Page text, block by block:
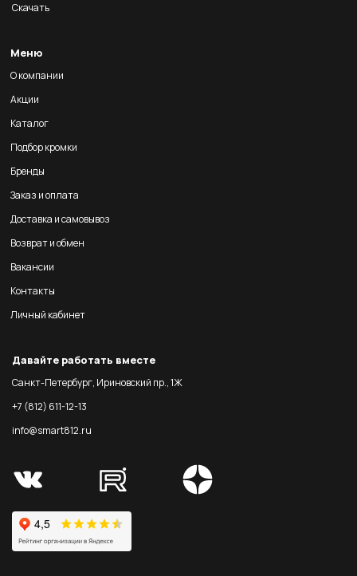
Скачать
Меню
О компании
Акции
Каталог
Подбор кромки
Бренды
Заказ и оплата
Доставка и самовывоз
Возврат и обмен
Вакансии
Контакты
Личный кабинет
Давайте работать вместе
Санкт-Петербург, Ириновский пр., 1Ж
+7 (812) 611-12-13
info@smart812.ru